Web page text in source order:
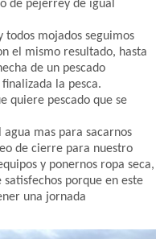
de pejerrey de igual
todos mojados seguimos
el mismo resultado, hasta
de un pescado
la pesca.
quiere pescado que se
mas para sacarnos
de cierre para nuestro
y ponernos ropa seca,
satisfechos porque en este
una jornada